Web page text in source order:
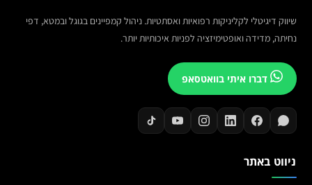
שיווק דיגיטלי לקליניקות רפואיות ואסתטיות. ניהול קמפיינים בגוגל ובמטא, דפי
נחיתה, מדידה ואופטימיזציה לפניות איכותיות יותר.
דברו איתי בוואטסאפ
ניווט באתר